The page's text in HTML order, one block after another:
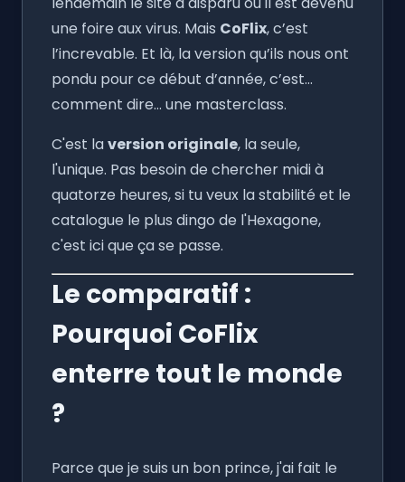
une foire aux virus. Mais CoFlix, c’est
l’increvable. Et là, la version qu’ils nous ont
pondu pour ce début d’année, c’est...
comment dire... une masterclass.
C'est laversion originale, la seule,
l'unique. Pas besoin de chercher midi à
quatorze heures, si tu veux la stabilité et le
catalogue le plus dingo de l'Hexagone,
c'est ici que ça se passe.
Le comparatif :
Pourquoi CoFlix
enterre tout le monde
?
Parce que je suis un bon prince, j'ai fait le